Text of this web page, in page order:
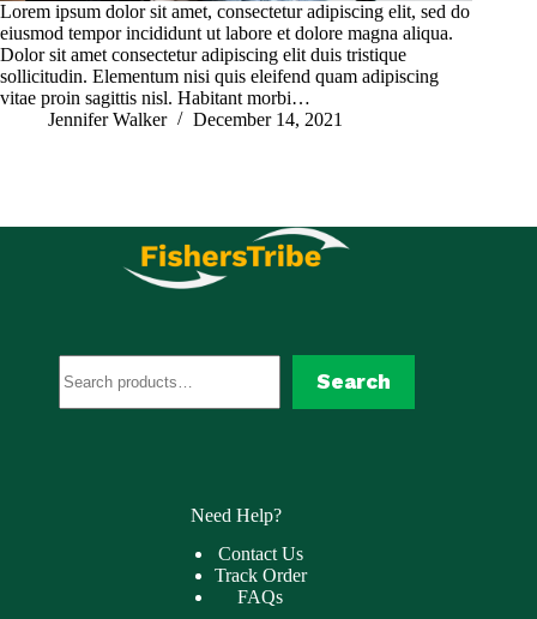
Lorem ipsum dolor sit amet, consectetur adipiscing elit, sed do
eiusmod tempor incididunt ut labore et dolore magna aliqua.
Dolor sit amet consectetur adipiscing elit duis tristique
sollicitudin. Elementum nisi quis eleifend quam adipiscing
vitae proin sagittis nisl. Habitant morbi…
Jennifer Walker
December 14, 2021
Search
Need Help?
Contact Us
Track Order
FAQs